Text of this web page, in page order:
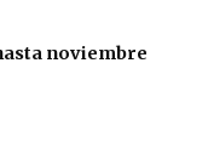
noviembre